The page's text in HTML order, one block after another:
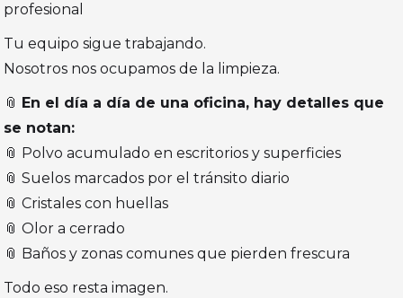
profesional
Tu equipo sigue trabajando.
Nosotros nos ocupamos de la limpieza.
📎 En el día a día de una oficina, hay detalles que
se notan:
📎 Polvo acumulado en escritorios y superficies
📎 Suelos marcados por el tránsito diario
📎 Cristales con huellas
📎 Olor a cerrado
📎 Baños y zonas comunes que pierden frescura
Todo eso resta imagen.